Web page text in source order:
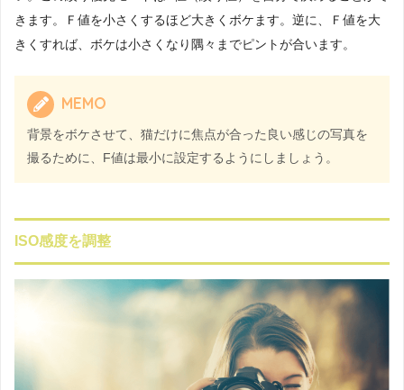
きます。Ｆ値を小さくするほど大きくボケます。逆に、Ｆ値を大
きくすれば、ボケは小さくなり隅々までピントが合います。
MEMO
背景をボケさせて、猫だけに焦点が合った良い感じの写真を
撮るために、F値は最小に設定するようにしましょう。
ISO感度を調整